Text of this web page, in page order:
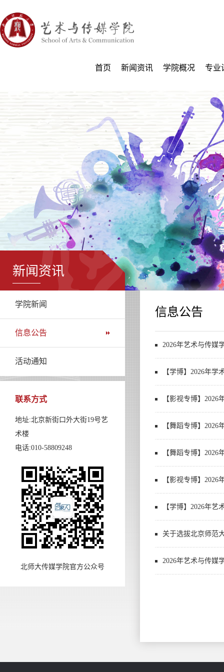
首页 新闻资讯 学院概况 专业
新闻资讯
学院新闻
信息公告
活动通知
联系方式
地址:北京新街口外大街19号艺
术楼
电话:010-58809248
北师大传媒学院官方公众号
信息公告
2026年艺术与传媒
【学博】2026年
【影视专博】
【舞蹈专博】
【舞蹈专博】
【影视专博】
【学博】2026年
关于选拔北京师范
2026年艺术与传媒